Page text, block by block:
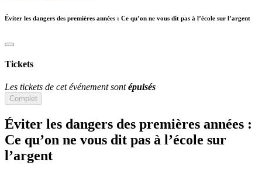
Éviter les dangers des premières années : Ce qu’on ne vous dit pas à l’école sur l’argent
Tickets
Les tickets de cet événement sontépuisés
Complet
Éviter les dangers des premières années :
Ce qu’on ne vous dit pas à l’école sur
l’argent